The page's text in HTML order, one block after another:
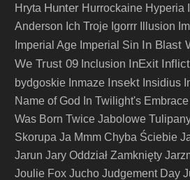
Hryta Hunter Hurrockaine Hyperia
Anderson Ich Troje Igorrr Illusion
Imperial Age Imperial Sin In Blast
We Trust 09 Inclusion InExit
bydgoskie Inmaze Insekt Insidius
Name of God
In Twilight's Embrace
Was Born Twice Jabolowe
Skorupa Ja Mmm Chyba Ściebie
Jarun Jary Oddział Zamknięty
Joulie Fox Jucho Judgement Day